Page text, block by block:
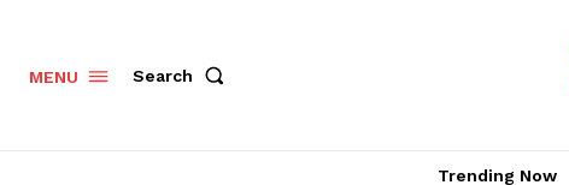
MENU Search
Trending Now